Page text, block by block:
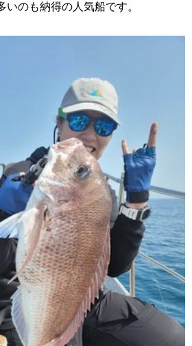
いのも納得の人気船です。